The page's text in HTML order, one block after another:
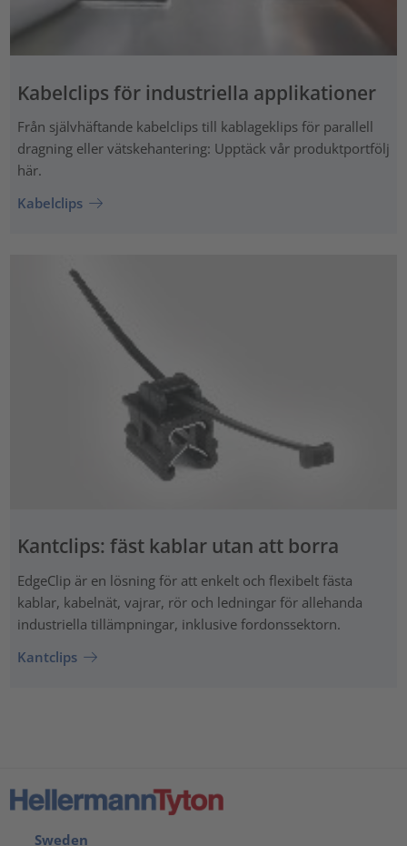
Kabelclips för industriella applikationer
Från självhäftande kabelclips till kablageklips för parallell
dragning eller vätskehantering: Upptäck vår produktportfölj
här.
Kabelclips
Kantclips: fäst kablar utan att borra
EdgeClip är en lösning för att enkelt och flexibelt fästa
kablar, kabelnät, vajrar, rör och ledningar för allehanda
industriella tillämpningar, inklusive fordonssektorn.
Kantclips
Sweden